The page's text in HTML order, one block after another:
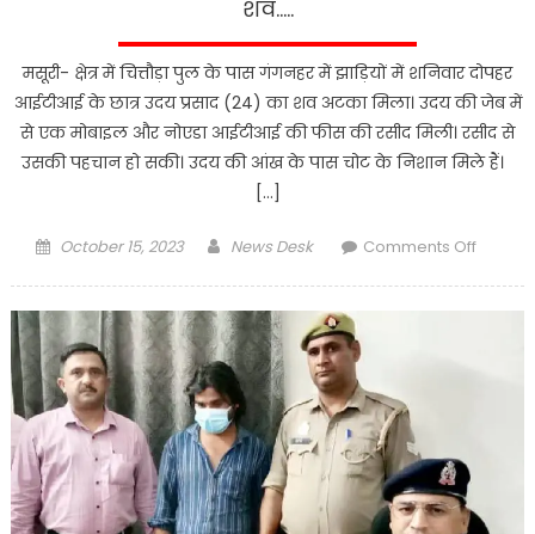
शव…..
मसूरी- क्षेत्र में चित्तौड़ा पुल के पास गंगनहर में झाड़ियों में शनिवार दोपहर
आईटीआई के छात्र उदय प्रसाद (24) का शव अटका मिला। उदय की जेब में
से एक मोबाइल और नोएडा आईटीआई की फीस की रसीद मिली। रसीद से
उसकी पहचान हो सकी। उदय की आंख के पास चोट के निशान मिले हैं।
[…]
Posted
October 15, 2023 Author
News Desk Comments Offon
शव…..